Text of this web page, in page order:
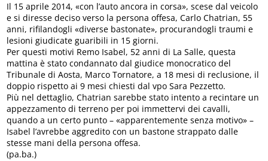
Il 15 aprile 2014, «con l’auto ancora in corsa», scese dal veicolo
e si diresse deciso verso la persona offesa, Carlo Chatrian, 55
anni, rifilandogli «diverse bastonate», procurandogli traumi e
lesioni giudicate guaribili in 15 giorni.
Per questi motivi Remo Isabel, 52 anni di La Salle, questa
mattina è stato condannato dal giudice monocratico del
Tribunale di Aosta, Marco Tornatore, a 18 mesi di reclusione, il
doppio rispetto ai 9 mesi chiesti dal vpo Sara Pezzetto.
Più nel dettaglio, Chatrian sarebbe stato intento a recintare un
appezzamento di terreno per poi immettervi dei cavalli,
quando a un certo punto – «apparentemente senza motivo» –
Isabel l’avrebbe aggredito con un bastone strappato dalle
stesse mani della persona offesa.
(pa.ba.)